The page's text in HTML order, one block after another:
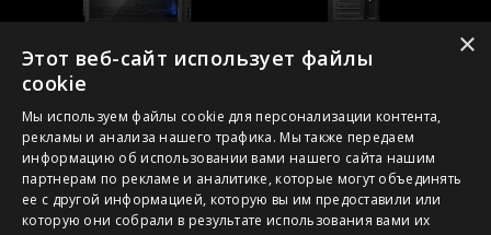
1. Спецификации могут отличаться от приведенной на сайте
в зависимости от региона распространения изделия.
×
Этот веб-сайт использует файлы
cookie
Мы используем файлы cookie для персонализации контента,
рекламы и анализа нашего трафика. Мы также передаем
информацию об использовании вами нашего сайта нашим
партнерам по рекламе и аналитике, которые могут объединять
ее с другой информацией, которую вы им предоставили или
которую они собрали в результате использования вами их